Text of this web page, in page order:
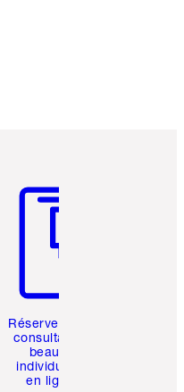
Réservez une
consultation
beauté
individuelle
en ligne